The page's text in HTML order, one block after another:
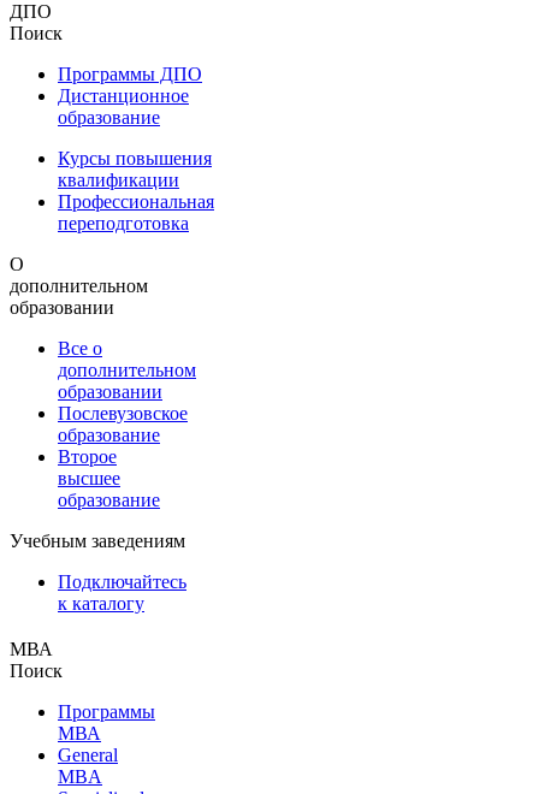
ДПО
Поиск
Программы ДПО
Дистанционное
образование
Курсы повышения
квалификации
Профессиональная
переподготовка
О
дополнительном
образовании
Все о
дополнительном
образовании
Послевузовское
образование
Второе
высшее
образование
Учебным заведениям
Подключайтесь
к каталогу
МВА
Поиск
Программы
МВА
General
MBA